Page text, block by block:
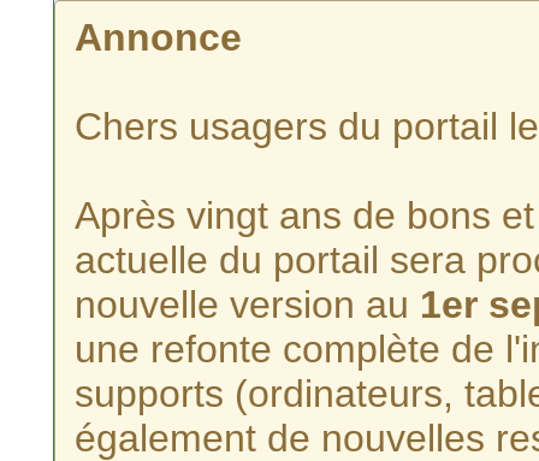
Annonce
Chers usagers du portail
Après vingt ans de bons
actuelle du portail sera
nouvelle version au 1er
une refonte complète de
supports (ordinateurs,
également de nouvelles